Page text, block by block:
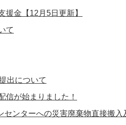
援金【12月5日更新】
て
出について
信が始まりました！
センターへの災害廃棄物直接搬